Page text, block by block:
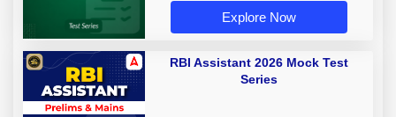
Explore Now
RBI Assistant 2026 Mock Test
Series